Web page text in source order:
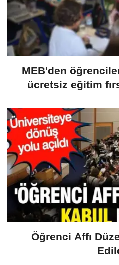
MEB'den
ücretsiz eğitim
Öğrenci Affı